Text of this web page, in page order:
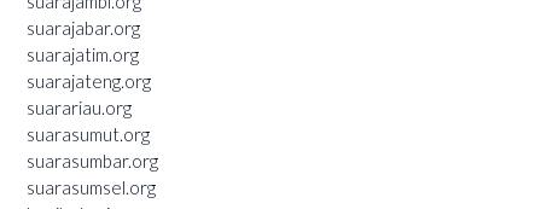
suarajabar.org
suarajatim.org
suarajateng.org
suarariau.org
suarasumut.org
suarasumbar.org
suarasumsel.org